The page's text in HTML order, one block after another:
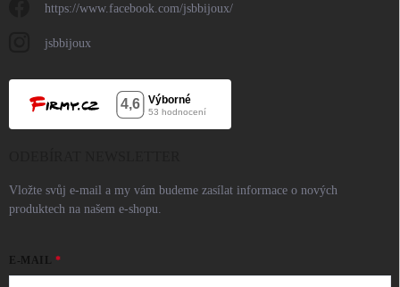
https://www.facebook.com/jsbbijoux/
jsbbijoux
Vložte svůj e-mail a my vám budeme zasílat informace o nových
produktech na našem e-shopu.
E-MAIL